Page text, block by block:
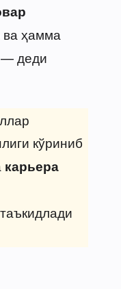
ва ҳамма
деди
кўриниб
карьера